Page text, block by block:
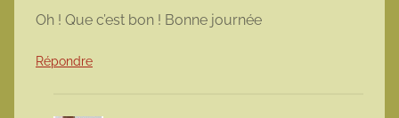
Oh ! Que c’est bon ! Bonne journée
Répondre